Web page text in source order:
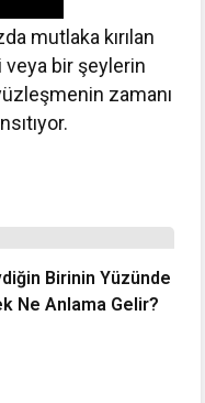
mutlaka kırılan
veya bir şeylerin
zamanı
Birinin Yüzünde
Ne Anlama Gelir?